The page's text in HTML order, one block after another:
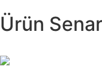
Ürün